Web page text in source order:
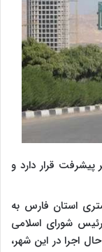
قرار دارد و
استان فارس به
شورای اسلامی
اجرا در این شهر،